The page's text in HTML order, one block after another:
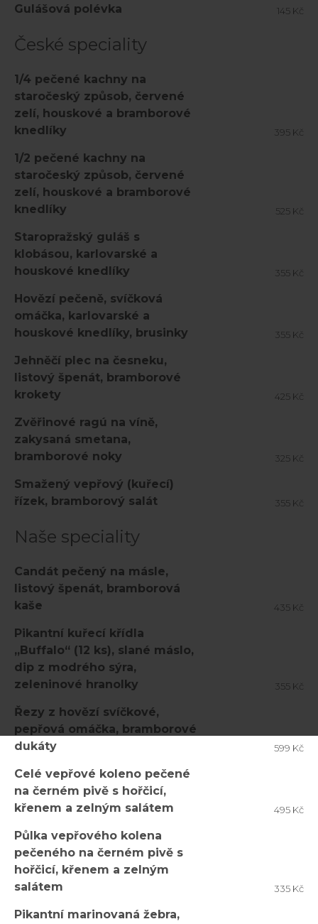
Gulášová polévka 145 Kč
České speciality
1/4 pečené kachny na
staročeský způsob, červené
zelí, houskové a bramborové
knedlíky
395 Kč
1/2 pečené kachny na
staročeský způsob, červené
zelí, houskové a bramborové
knedlíky
525 Kč
Staropražský guláš s
klobásou, karlovarské a
houskové knedlíky
355 Kč
Hovězí pečeně, svíčková
omáčka, karlovarské a
houskové knedlíky, brusinky
355 Kč
Jehněčí plec na česneku,
listový špenát, bramborové
krokety
425 Kč
Zvěřinové ragú na víně,
zakysaná smetana,
bramborové noky
325 Kč
Smažený vepřový (kuřecí)
řízek, bramborový salát
355 Kč
Naše speciality
Candát pečený na másle,
listový špenát, bramborová
kaše
435 Kč
Pikantní kuřecí křídla
„Buffalo“ (12 ks), slané máslo,
dip z modrého sýra,
zeleninové hranolky
355 Kč
Řezy z hovězí svíčkové,
pepřová omáčka, bramborové
dukáty
599 Kč
Celé vepřové koleno pečené
na černém pivě s hořčicí,
křenem a zelným salátem
495 Kč
Půlka vepřového kolena
pečeného na černém pivě s
hořčicí, křenem a zelným
salátem
335 Kč
Pikantní marinovaná žebra,